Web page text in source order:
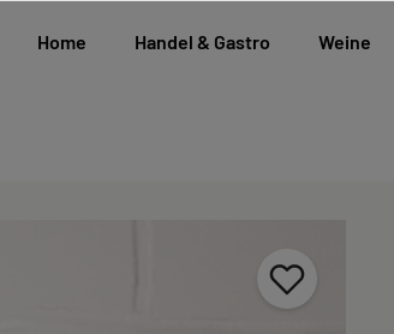
Home Handel & Gastro Weine